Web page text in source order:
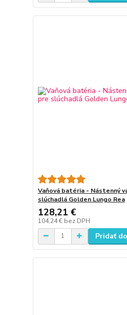
Vaňová batéria - Nástenný
slúchadlá Golden Lungo Rea
128,21 €
104,24 € bez DPH
Pridať